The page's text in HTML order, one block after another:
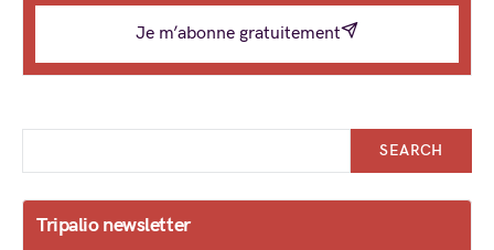
Je m’abonne gratuitement
SEARCH
Tripalio newsletter